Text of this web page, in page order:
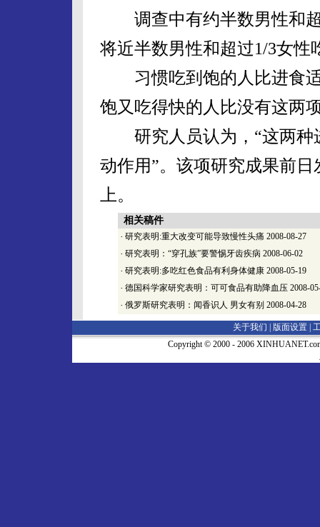
调查中有约半数男性和超
将近半数男性和超过1/3女性
习惯吃到饱的人比进食适
饱又吃得快的人比没有这两
研究人员认为，“这两种
动作用”。该项研究成果前
上。
相关稿件
· 研究表明:重大改变可能导致慢性头痛 2008-08-27
· 研究表明：“穿孔族”要警惕牙齿疾病 2008-06-02
· 研究表明:多吃红色食品有利身体健康 2008-05-19
· 德国科学家研究表明：可可食品有助降血压 2008-
· 俄罗斯研究表明：闻香识人 男女有别 2008-04-28
关于我们 | 版面设置
Copyright © 2000 - 2006